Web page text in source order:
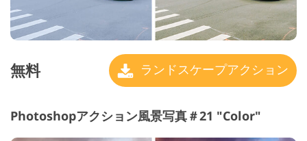
無料 ランドスケープアクション
Photoshopアクション風景写真＃21 "Color"